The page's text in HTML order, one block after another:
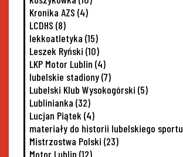
Kronika AZS (4)
LCDHS (8)
lekkoatletyka (15)
Leszek Ryński (10)
LKP Motor Lublin (4)
lubelskie stadiony(7)
Lubelski Klub Wysokogórski (5)
Lublinianka (32)
Lucjan Piątek (4)
materiały do historii lubelskiego sportu
Mistrzostwa Polski (23)
Motor Lublin (12)